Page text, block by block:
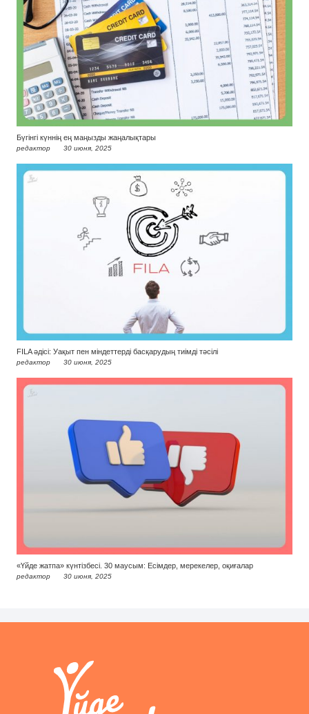
Бүгінгі күннің ең маңызды жаңалықтары
редактор 30 июня, 2025
FILA әдісі: Уақыт пен міндеттерді басқарудың тиімді тәсілі
редактор 30 июня, 2025
«Үйде жатпа» күнтізбесі. 30 маусым: Есімдер, мерекелер, оқиғалар
редактор 30 июня, 2025